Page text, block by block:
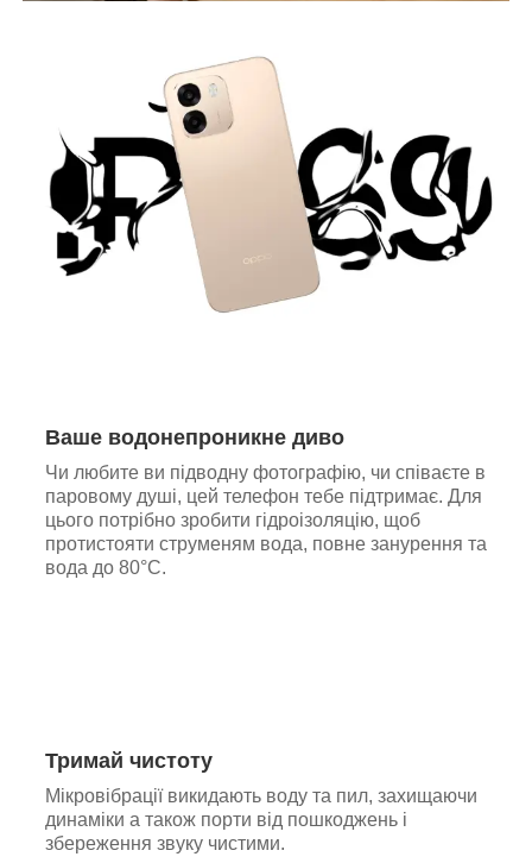
Ваше водонепроникне диво
Чи любите ви підводну фотографію, чи співаєте в
паровому душі, цей телефон тебе підтримає. Для
цього потрібно зробити гідроізоляцію, щоб
протистояти струменям вода, повне занурення та
вода до 80°C.
Тримай чистоту
Мікровібрації викидають воду та пил, захищаючи
динаміки а також порти від пошкоджень і
збереження звуку чистими.